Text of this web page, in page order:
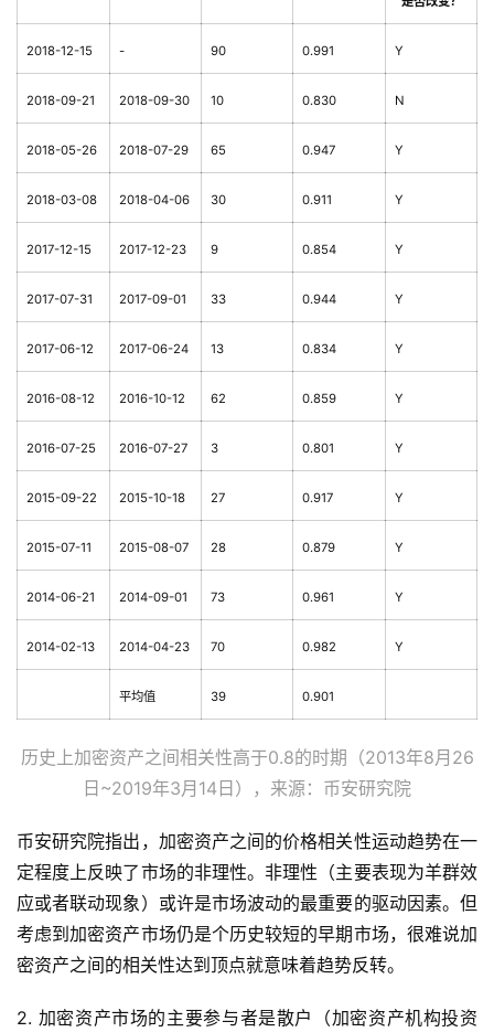
2018-12-15 - 90 0.991 Y
2018-09-21 2018-09-30 10 0.830 N
2018-05-26 2018-07-29 65 0.947 Y
2018-03-08 2018-04-06 30 0.911 Y
2017-12-15 2017-12-23 9 0.854 Y
2017-07-31 2017-09-01 33 0.944 Y
2017-06-12 2017-06-24 13 0.834 Y
2016-08-12 2016-10-12 62 0.859 Y
2016-07-25 2016-07-27 3 0.801 Y
2015-09-22 2015-10-18 27 0.917 Y
2015-07-11 2015-08-07 28 0.879 Y
2014-06-21 2014-09-01 73 0.961 Y
2014-02-13 2014-04-23 70 0.982 Y
平均值 39 0.901
历史上加密资产之间相关性高于0.8的时期（2013年8月26
日~2019年3月14日），来源：币安研究院
币安研究院指出，加密资产之间的价格相关性运动趋势在一
定程度上反映了市场的非理性。非理性（主要表现为羊群效
应或者联动现象）或许是市场波动的最重要的驱动因素。但
考虑到加密资产市场仍是个历史较短的早期市场，很难说加
密资产之间的相关性达到顶点就意味着趋势反转。
2. 加密资产市场的主要参与者是散户（加密资产机构投资